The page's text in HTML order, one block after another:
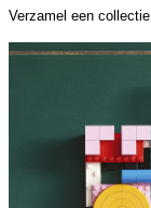
Verzamel een